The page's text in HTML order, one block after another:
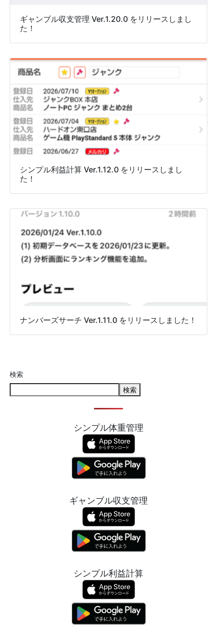
ギャンブル収支管理 Ver.1.20.0 をリリースしまし
た！
シンプル利益計算 Ver.1.12.0 をリリースしまし
た！
ナンバーズサーチ Ver.1.11.0 をリリースしました！
検索
検索
シンプル体重管理
ギャンブル収支管理
シンプル利益計算